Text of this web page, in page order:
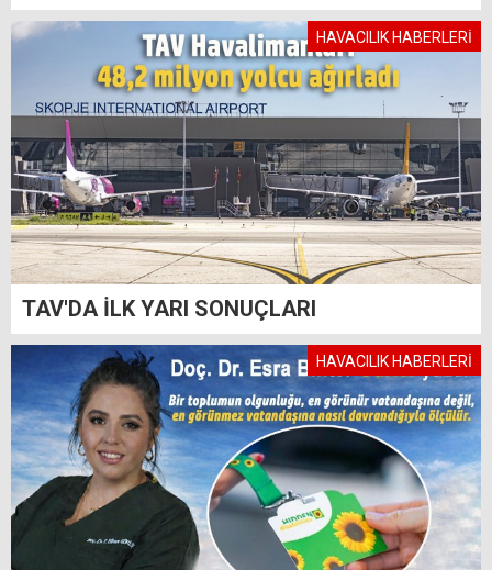
HAVACILIK HABERLERİ
TAV'DA İLK YARI SONUÇLARI
HAVACILIK HABERLERİ